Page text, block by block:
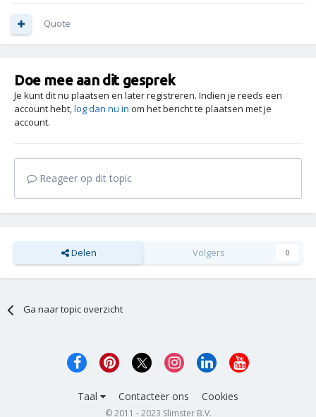
Quote
Doe mee aan dit gesprek
Je kunt dit nu plaatsen en later registreren. Indien je reeds een
account hebt,log dan nu in om het bericht te plaatsen met je
account.
Reageer op dit topic
Delen Volgers 0
Ga naar topic overzicht
Taal Contacteer ons Cookies
© 2011 - 2023 Slimster B.V.